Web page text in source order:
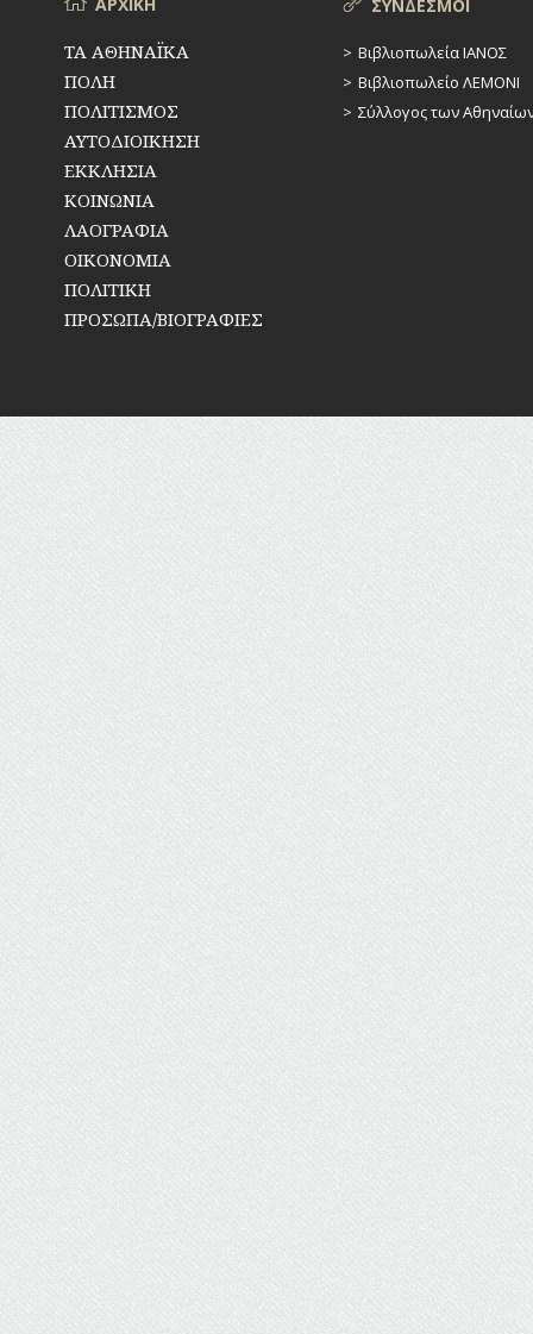
ΜενούΑΡΧΙΚΗ
ΤΑ ΑΘΗΝΑΪΚΑ
ΠΟΛΗ
ΠΟΛΙΤΙΣΜΟΣ
ΑΥΤΟΔΙΟΙΚΗΣΗ
ΕΚΚΛΗΣΙΑ
ΚΟΙΝΩΝΙΑ
ΛΑΟΓΡΑΦΙΑ
ΟΙΚΟΝΟΜΙΑ
ΠΟΛΙΤΙΚΗ
ΠΡΟΣΩΠΑ/ΒΙΟΓΡΑΦΙΕΣ
ΣΥΝΔΕΣΜΟΙ
Βιβλιοπωλεία ΙΑΝΟΣ
Βιβλιοπωλείο ΛΕΜΟΝΙ
Σύλλογος των